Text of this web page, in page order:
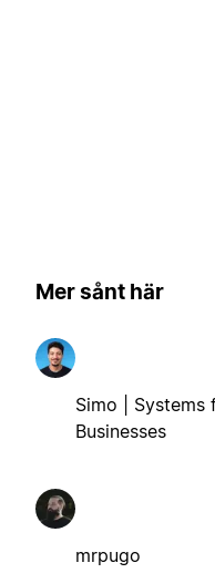
Mer sånt här
Simo | Systems
Businesses
mrpugo